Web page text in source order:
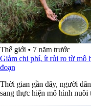
Thế giới • 7 năm trước
Giảm chi phí, ít rủi ro từ mô
đoạn
Thời gian gần đây, người
sang thực hiện mô hình nuôi